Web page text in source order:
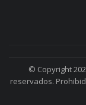
© Copyright
reservados.